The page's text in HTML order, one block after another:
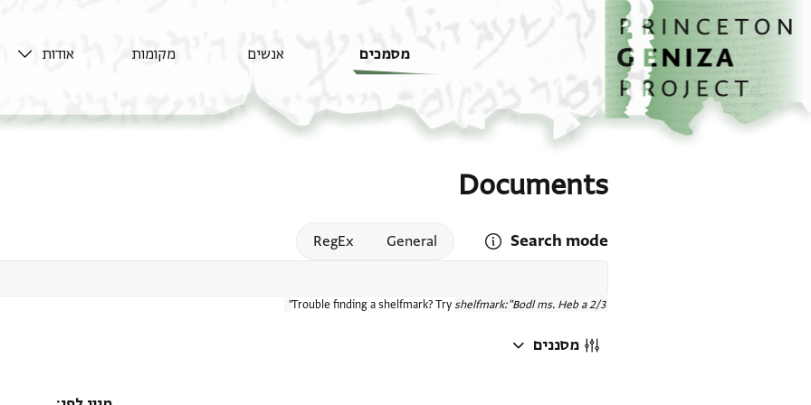
דילוג לתוכן
דף הבית
מסמכים אנשים מקומות אודות
Documents
Search mode
Open search mode help
General
RegEx
Trouble finding a shelfmark? Try shelfmark:"Bodl ms. Heb a 2/3"
מסננים